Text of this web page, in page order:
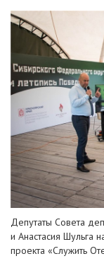
Депутаты Совета
и Анастасия Шульга
проекта «Служить